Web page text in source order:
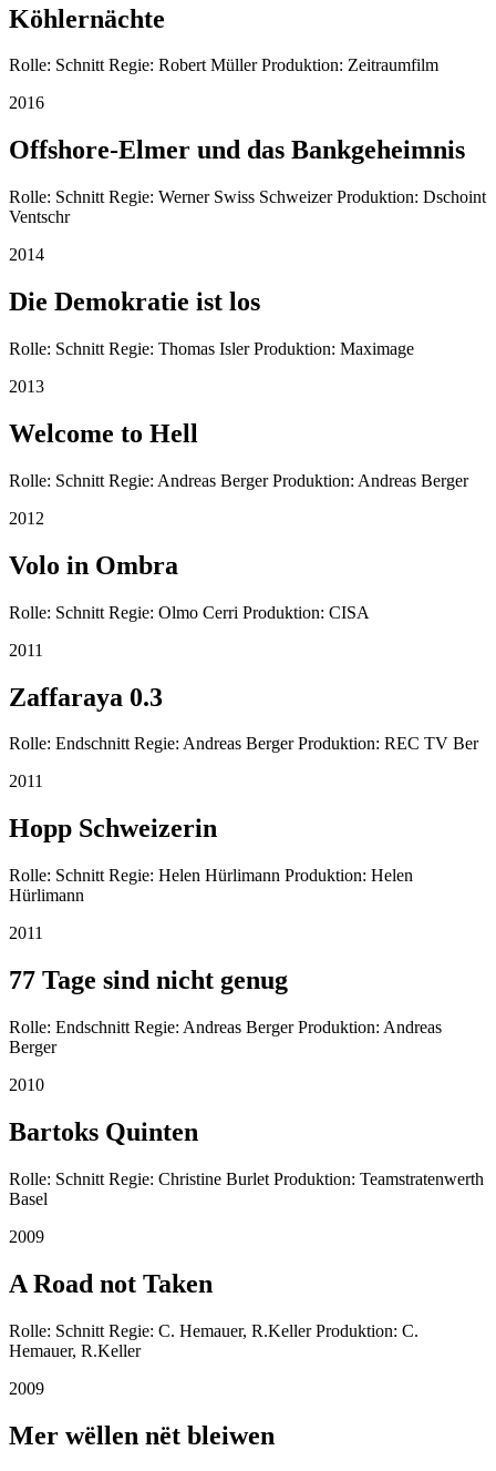
Köhlernächte
Rolle: Schnitt Regie: Robert Müller Produktion: Zeitraumfilm
2016
Offshore-Elmer und das Bankgeheimnis
Rolle: Schnitt Regie: Werner Swiss Schweizer Produktion: Dschoint
Ventschr
2014
Die Demokratie ist los
Rolle: Schnitt Regie: Thomas Isler Produktion: Maximage
2013
Welcome to Hell
Rolle: Schnitt Regie: Andreas Berger Produktion: Andreas Berger
2012
Volo in Ombra
Rolle: Schnitt Regie: Olmo Cerri Produktion: CISA
2011
Zaffaraya 0.3
Rolle: Endschnitt Regie: Andreas Berger Produktion: REC TV Ber
2011
Hopp Schweizerin
Rolle: Schnitt Regie: Helen Hürlimann Produktion: Helen
Hürlimann
2011
77 Tage sind nicht genug
Rolle: Endschnitt Regie: Andreas Berger Produktion: Andreas
Berger
2010
Bartoks Quinten
Rolle: Schnitt Regie: Christine Burlet Produktion: Teamstratenwerth
Basel
2009
A Road not Taken
Rolle: Schnitt Regie: C. Hemauer, R.Keller Produktion: C.
Hemauer, R.Keller
2009
Mer wëllen nët bleiwen